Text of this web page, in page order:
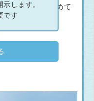
品づくりを進めて
します。
です